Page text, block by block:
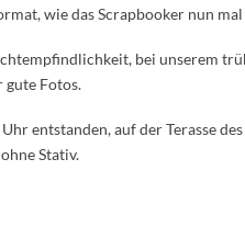
wie das Scrapbooker nun mal
bei unserem
gute Fotos.
entstanden, auf der Terasse
Stativ.